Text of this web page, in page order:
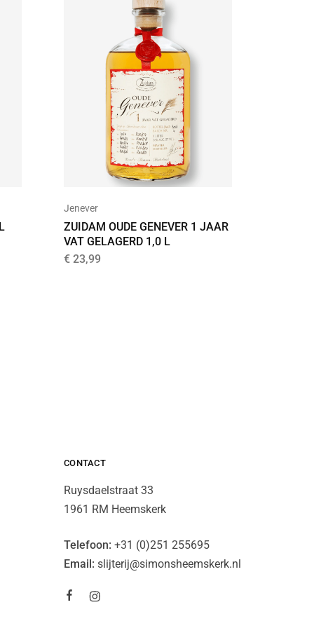
Jenever
ZUIDAM OUDE GENEVER 1 JAAR
VAT GELAGERD 1,0 L
€ 23,99
CONTACT
Ruysdaelstraat 33
1961 RM Heemskerk
Telefoon: +31 (0)251 255695
Email: slijterij@simonsheemskerk.nl